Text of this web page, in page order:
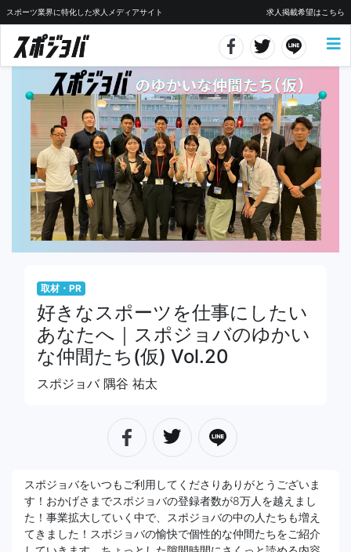
スポーツ業界に特化した求人メディアサイト 求人掲載希望はこちら
取材・PR
好きなスポーツを仕事にしたい
あなたへ｜スポジョバのゆかい
な仲間たち(仮) Vol.20
スポジョバ 隅谷 祐太
スポジョバをいつもご利用してくださりありがとうございま
す！おかげさまでスポジョバの登録者数が8万人を越えまし
た！事業拡大していく中で、スポジョバの中の人たちも増え
てきました！スポジョバの愉快で個性的な仲間たちをご紹介